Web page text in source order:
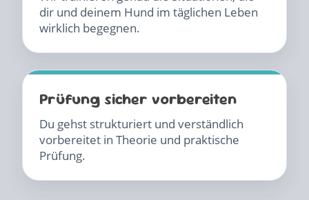
dir und deinem Hund im täglichen Leben
wirklich begegnen.
Prüfung sicher vorbereiten
Du gehst strukturiert und verständlich
vorbereitet in Theorie und praktische
Prüfung.